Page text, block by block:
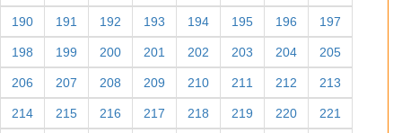
190 191 192 193 194 195 196 197
198 199 200 201 202 203 204 205
206 207 208 209 210 211 212 213
214 215 216 217 218 219 220 221